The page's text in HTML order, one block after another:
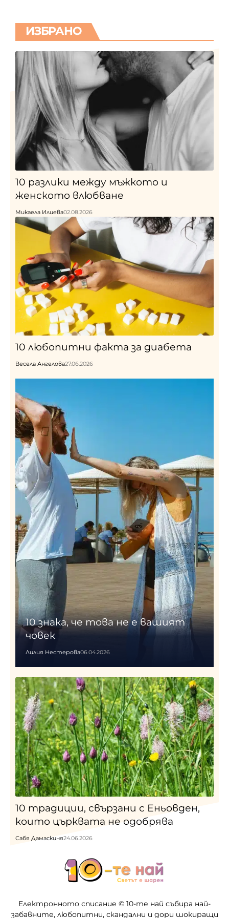
ИЗБРАНО
10 разлики между мъжкото и
женското влюбване
Микаела Илиева02.08.2026
10 любопитни факта за диабета
Весела Ангелова27.06.2026
10 знака, че това не е вашият
човек
Лилия Нестерова06.04.2026
10 традиции, свързани с Еньовден,
които църквата не одобрява
Сабя Дамаскиня24.06.2026
Електронното списание © 10-те най събира най-
забавните, любопитни, скандални и дори шокиращи